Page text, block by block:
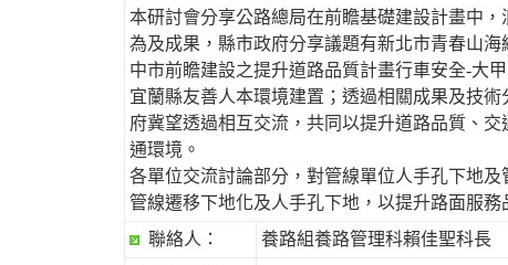
機
本研討會分享公路總局在前瞻基礎建設計畫中
為及成果，縣市政府分享議題有新北市青春山
中市前瞻建設之提升道路品質計畫行車安全-大
宜蘭縣友善人本環境建置；透過相關成果及技
府冀望透過相互交流，共同以提升道路品質、
通環境。
各單位交流討論部分，對管線單位人手孔下地
管線遷移下地化及人手孔下地，以提升路面服務
聯絡人：
養路組養路管理科賴佳聖科長